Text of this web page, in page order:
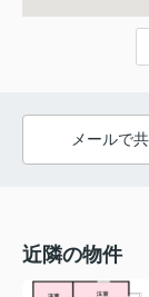
メールで
近隣の物件